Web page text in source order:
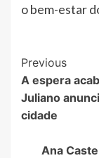
o bem-estar
Post
Previous
A espera
Juliano
cidade
Ana